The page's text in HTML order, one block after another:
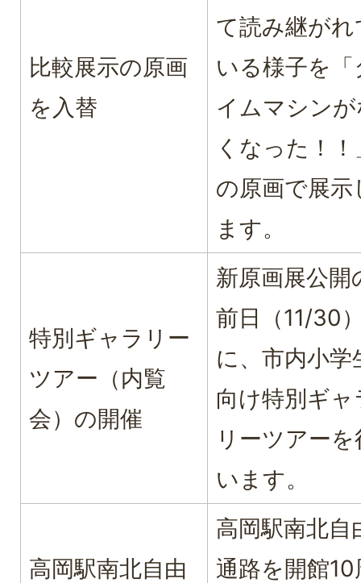
比較展示の原画
を入替
て読み継がれ
いる様子を「
イムマシン
くなった！！
の原画で展示
ます。
特別ギャラリー
ツアー（内覧
会）の開催
新原画展公開
前日（11/30
に、市内小学
向け特別ギャ
リーツアーを
います。
高岡駅南北自由
高岡駅南北自
通路を開館10